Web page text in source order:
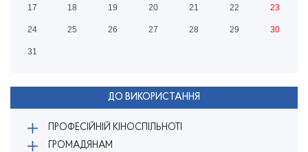
17 18 19 20 21 22 23
24 25 26 27 28 29 30
31
ДО ВИКОРИСТАННЯ
ПРОФЕСІЙНІЙ КІНОСПІЛЬНОТІ
ГРОМАДЯНАМ